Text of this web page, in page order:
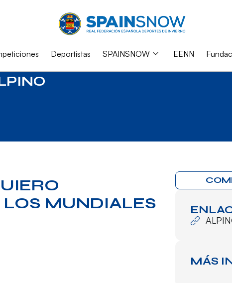
Deportistas SPAINSNOW EENN
MUNDIALES
MÁS